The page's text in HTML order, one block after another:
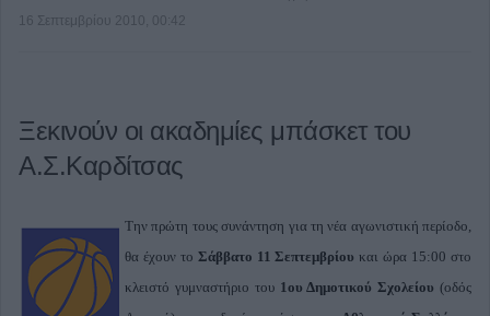
16 Σεπτεμβρίου 2010, 00:42
Ξεκινούν οι ακαδημίες μπάσκετ του
Α.Σ.Καρδίτσας
Την πρώτη τους συνάντηση για τη νέα αγωνιστική περίοδο,
θα έχουν το Σάββατο 11 Σεπτεμβρίου και ώρα 15:00 στο
κλειστό γυμναστήριο του 1ου Δημοτικού Σχολείου (οδός